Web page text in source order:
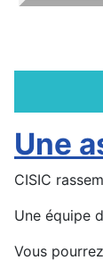
Une
CISIC
Une équipe
Vous